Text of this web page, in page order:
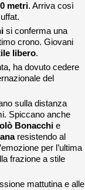
metri. Arriva così
si conferma una
crono. Giovani
libero.
ha dovuto cedere
del
sulla distanza
Spiccano anche
Bonacchi e
resistendo al
per l’ultima
frazione a stile
mattutina e alle